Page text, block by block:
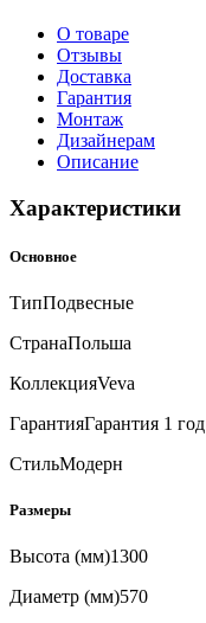
О товаре
Отзывы
Доставка
Гарантия
Монтаж
Дизайнерам
Описание
Характеристики
Основное
ТипПодвесные
СтранаПольша
КоллекцияVeva
ГарантияГарантия 1 год
СтильМодерн
Размеры
Высота (мм)1300
Диаметр (мм)570